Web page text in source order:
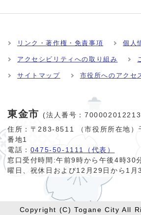
リンク・著作権・免責事項 個人
アクセシビリティへの取り組み
サイトマップ 市役所へのアクセ
東金市
(法人番号：
住所：〒283-8511 （市役所所在地）
番地1
電話： 0475-50-1111（代表）
窓口受付時間:午前9時から午後4時30
曜日、祝休日および12月29日から1月
Copyright (C) Togane City All